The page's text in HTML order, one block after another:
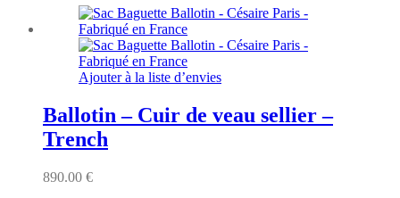
Ajouter à la liste d’envies
Ballotin – Cuir de veau sellier –
Trench
890.00 €